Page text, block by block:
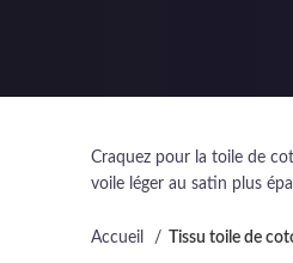
Craquez pour la toile de
voile léger au satin plus
Accueil Tissu toile de